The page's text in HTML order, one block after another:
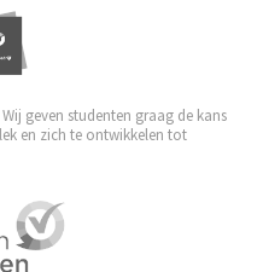
geven studenten graag de kans
en zich te ontwikkelen tot